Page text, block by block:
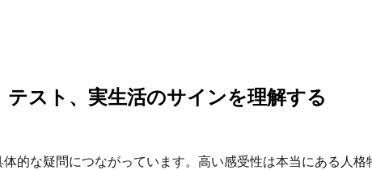
テスト、実生活のサインを理解する
体的な疑問につながっています。高い感受性は本当にある人